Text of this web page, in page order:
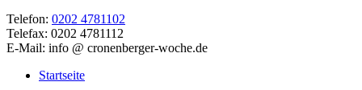
Telefon: 0202 4781102
Telefax: 0202 4781112
E-Mail: info @ cronenberger-woche.de
Startseite